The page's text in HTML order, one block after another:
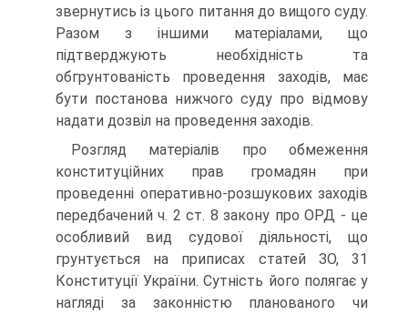
звернутись із цього питання до вищого суду.
Разом з іншими матеріалами, що
підтверджують необхідність та
обгрунтованість проведення заходів, має
бути постанова нижчого суду про відмову
надати дозвіл на проведення заходів.
Розгляд матеріалів про обмеження
конституційних прав громадян при
проведенні оперативно-розшукових заходів
передбачений ч. 2 ст. 8 закону про ОРД - це
особливий вид судової діяльності, що
грунтується на приписах статей ЗО, 31
Конституції України. Сутність його полягає у
нагляді за законністю планованого чи